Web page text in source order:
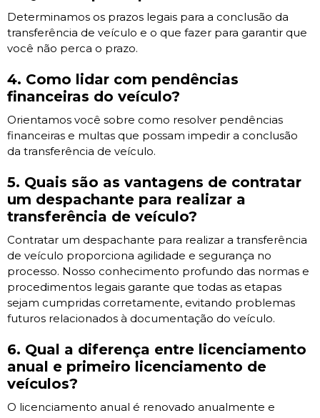
Determinamos os prazos legais para a conclusão da
transferência de veículo e o que fazer para garantir que
você não perca o prazo.
4. Como lidar com pendências
financeiras do veículo?
Orientamos você sobre como resolver pendências
financeiras e multas que possam impedir a conclusão
da transferência de veículo.
5. Quais são as vantagens de contratar
um despachante para realizar a
transferência de veículo?
Contratar um despachante para realizar a transferência
de veículo proporciona agilidade e segurança no
processo. Nosso conhecimento profundo das normas e
procedimentos legais garante que todas as etapas
sejam cumpridas corretamente, evitando problemas
futuros relacionados à documentação do veículo.
6. Qual a diferença entre licenciamento
anual e primeiro licenciamento de
veículos?
O licenciamento anual é renovado anualmente e